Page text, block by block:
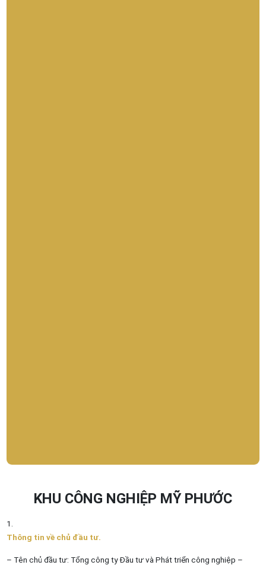
KHU CÔNG NGHIỆP MỸ PHƯỚC
Thông tin về chủ đầu tư.
– Tên chủ đầu tư: Tổng công ty Đầu tư và Phát triển công nghiệp –